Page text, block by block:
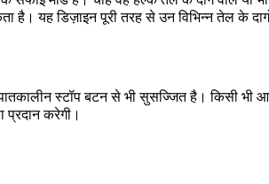
यह डिज़ाइन पूरी तरह से उन विभिन्न तेल के
स्टॉप बटन से भी सुसज्जित है। किसी
प्रदान करेगी।